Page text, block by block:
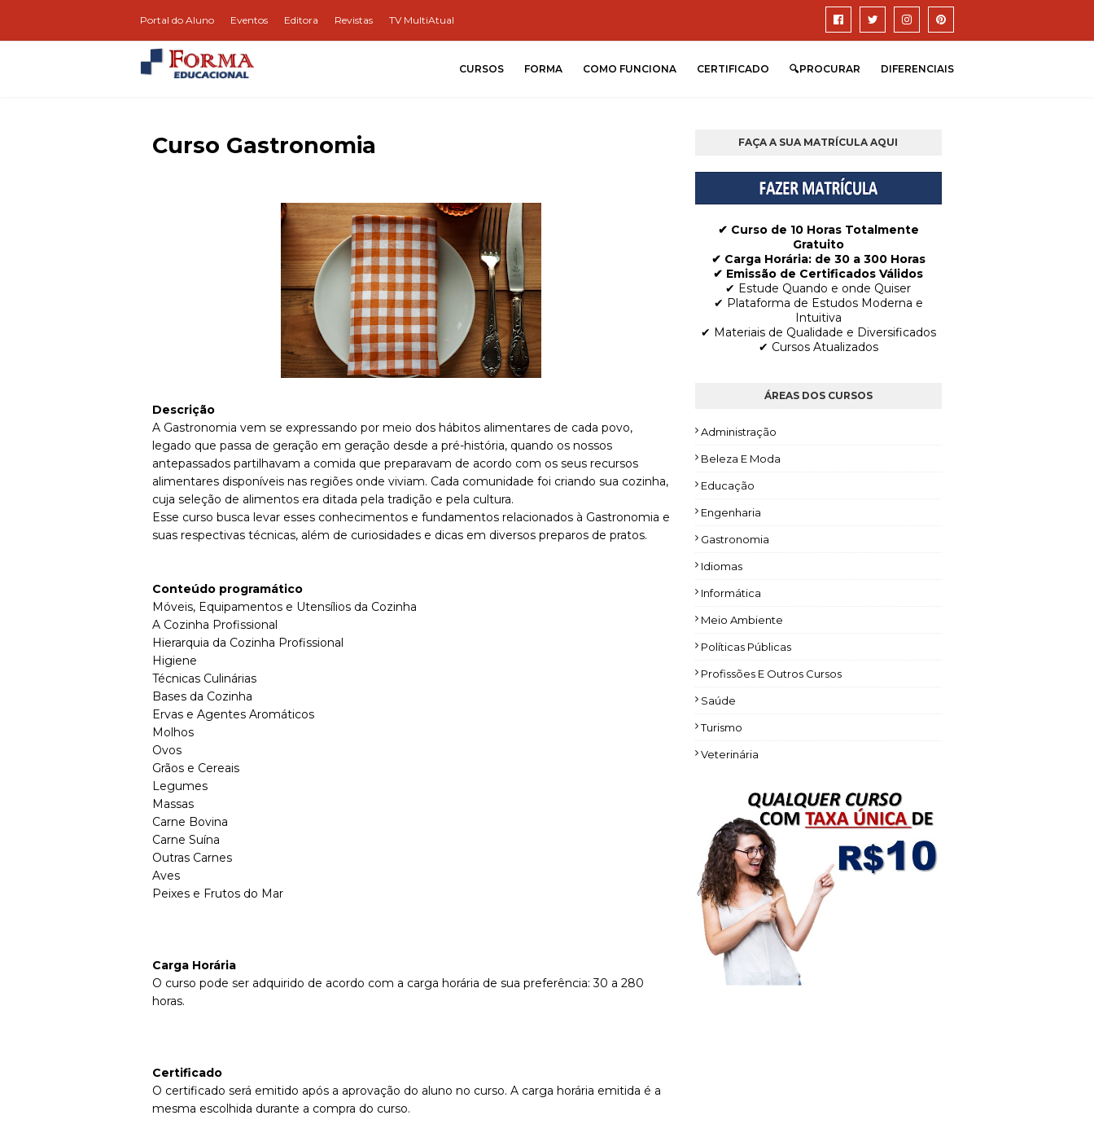
Portal do Aluno Eventos Editora Revistas TV MultiAtual
CURSOS FORMA COMO FUNCIONA CERTIFICADO 🔍PROCURAR DIFERENCIAIS
Curso Gastronomia
Descrição
A Gastronomia vem se expressando por meio dos hábitos alimentares de cada povo,
legado que passa de geração em geração desde a pré-história, quando os nossos
antepassados partilhavam a comida que preparavam de acordo com os seus recursos
alimentares disponíveis nas regiões onde viviam. Cada comunidade foi criando sua cozinha,
cuja seleção de alimentos era ditada pela tradição e pela cultura.
Esse curso busca levar esses conhecimentos e fundamentos relacionados à Gastronomia e
suas respectivas técnicas, além de curiosidades e dicas em diversos preparos de pratos.
Conteúdo programático
Móveis, Equipamentos e Utensílios da Cozinha
A Cozinha Profissional
Hierarquia da Cozinha Profissional
Higiene
Técnicas Culinárias
Bases da Cozinha
Ervas e Agentes Aromáticos
Molhos
Ovos
Grãos e Cereais
Legumes
Massas
Carne Bovina
Carne Suína
Outras Carnes
Aves
Peixes e Frutos do Mar
Carga Horária
O curso pode ser adquirido de acordo com a carga horária de sua preferência: 30 a 280
horas.
Certificado
O certificado será emitido após a aprovação do aluno no curso. A carga horária emitida é a
mesma escolhida durante a compra do curso.
FAÇA A SUA MATRÍCULA AQUI
✔ Curso de 10 Horas Totalmente
Gratuito
✔ Carga Horária: de 30 a 300 Horas
✔ Emissão de Certificados Válidos
✔ Estude Quando e onde Quiser
✔ Plataforma de Estudos Moderna e
Intuitiva
✔ Materiais de Qualidade e Diversificados
✔ Cursos Atualizados
ÁREAS DOS CURSOS
Administração
Beleza E Moda
Educação
Engenharia
Gastronomia
Idiomas
Informática
Meio Ambiente
Políticas Públicas
Profissões E Outros Cursos
Saúde
Turismo
Veterinária